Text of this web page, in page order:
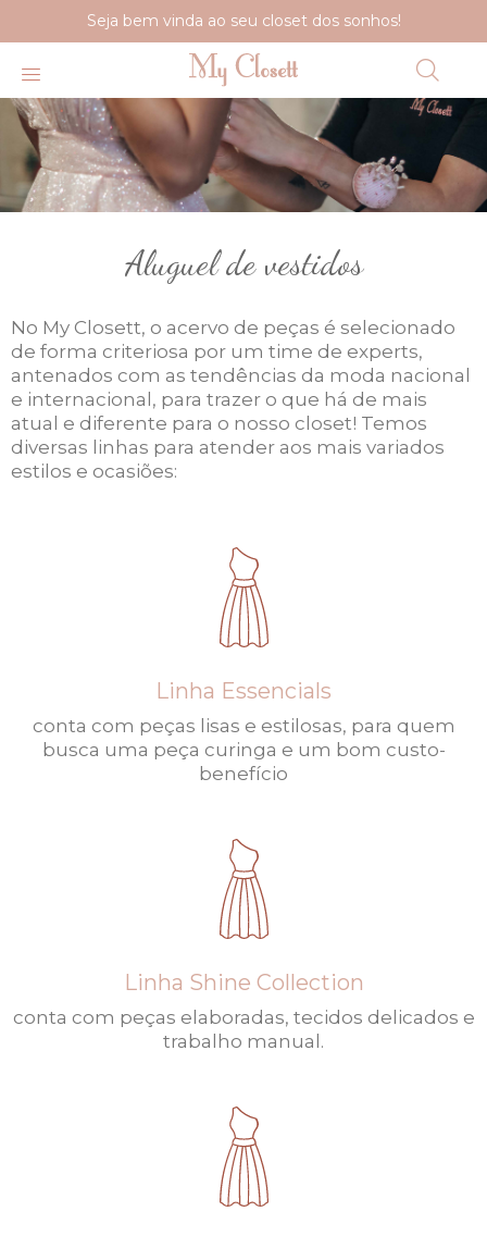
Seja bem vinda ao seu closet dos sonhos!
Aluguel de vestidos
No My Closett, o acervo de peças é selecionado
de forma criteriosa por um time de experts,
antenados com as tendências da moda nacional
e internacional, para trazer o que há de mais
atual e diferente para o nosso closet! Temos
diversas linhas para atender aos mais variados
estilos e ocasiões:
Linha Essencials
conta com peças lisas e estilosas, para quem
busca uma peça curinga e um bom custo-
benefício
Linha Shine Collection
conta com peças elaboradas, tecidos delicados e
trabalho manual.